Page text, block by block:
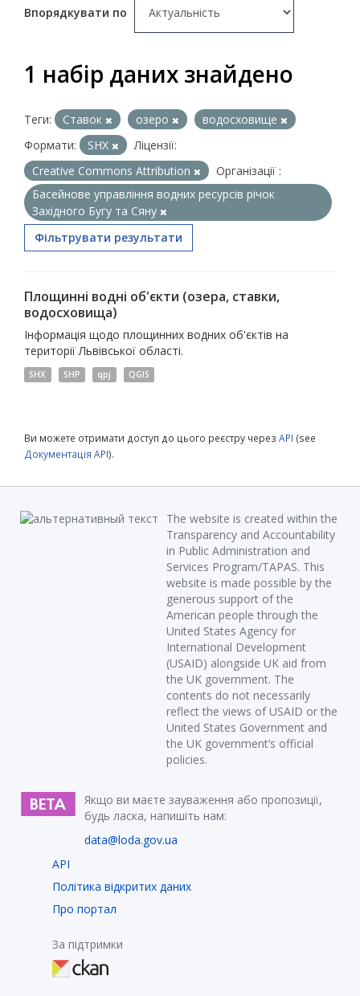
Впорядкувати по
1 набір даних знайдено
Теги: Ставок озеро
водосховище
Формати:
SHX
Ліцензії:
Creative Commons Attribution
Організації :
Басейнове управління водних ресурсів річок
Західного Бугу та Сяну
Фільтрувати результати
Площинні водні об'єкти (озера, ставки,
водосховища)
Інформація щодо площинних водних об'єктів на
території Львівської області.
SHX SHP qpj QGIS
Ви можете отримати доступ до цього реєстру через API (see
Документація API).
The website is created within the
Transparency and Accountability
in Public Administration and
Services Program/TAPAS. This
website is made possible by the
generous support of the
American people through the
United States Agency for
International Development
(USAID) alongside UK aid from
the UK government. The
contents do not necessarily
reflect the views of USAID or the
United States Government and
the UK government’s official
policies.
Якщо ви маєте зауваження або пропозиції,
будь ласка, напишіть нам:
data@loda.gov.ua
API
Політика відкритих даних
Про портал
За підтримки